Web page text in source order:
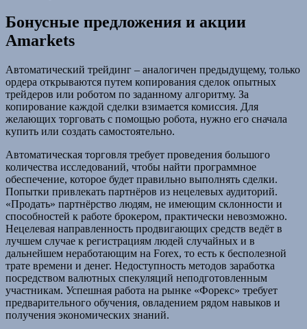
Бонусные предложения и акции
Amarkets
Автоматический трейдинг – аналогичен предыдущему, только
ордера открываются путем копирования сделок опытных
трейдеров или роботом по заданному алгоритму. За
копирование каждой сделки взимается комиссия. Для
желающих торговать с помощью робота, нужно его сначала
купить или создать самостоятельно.
Автоматическая торговля требует проведения большого
количества исследований, чтобы найти программное
обеспечение, которое будет правильно выполнять сделки.
Попытки привлекать партнёров из нецелевых аудиторий.
«Продать» партнёрство людям, не имеющим склонности и
способностей к работе брокером, практически невозможно.
Нецелевая направленность продвигающих средств ведёт в
лучшем случае к регистрациям людей случайных и в
дальнейшем неработающим на Forex, то есть к бесполезной
трате времени и денег. Недоступность методов заработка
посредством валютных спекуляций неподготовленным
участникам. Успешная работа на рынке «Форекс» требует
предварительного обучения, овладением рядом навыков и
получения экономических знаний.